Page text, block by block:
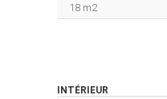
18 m2
INTÉRIEUR